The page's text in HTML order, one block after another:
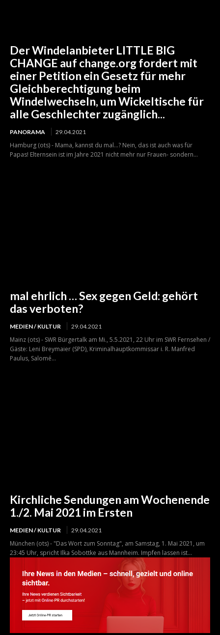
Der Windelanbieter LITTLE BIG
CHANGE auf change.org fordert mit
einer Petition ein Gesetz für mehr
Gleichberechtigung beim
Windelwechseln, um Wickeltische für
alle Geschlechter zugänglich...
PANORAMA 29.04.2021
Hamburg (ots) - Mama, kannst du mal...? Nein, das ist auch was für
Papas! Elternsein ist im Jahre 2021 nicht mehr nur Frauen- sondern...
mal ehrlich … Sex gegen Geld: gehört
das verboten?
MEDIEN / KULTUR 29.04.2021
Mainz (ots) - SWR Bürgertalk am Mi., 5.5.2021, 22 Uhr im SWR Fernsehen /
Gäste: Leni Breymaier (SPD), Kriminalhauptkommissar i. R. Manfred
Paulus, Salomé...
Kirchliche Sendungen am Wochenende
1./2. Mai 2021 im Ersten
MEDIEN / KULTUR 29.04.2021
München (ots) - "Das Wort zum Sonntag", am Samstag, 1. Mai 2021, um
23:45 Uhr, spricht Ilka Sobottke aus Mannheim. Impfen lassen ist...